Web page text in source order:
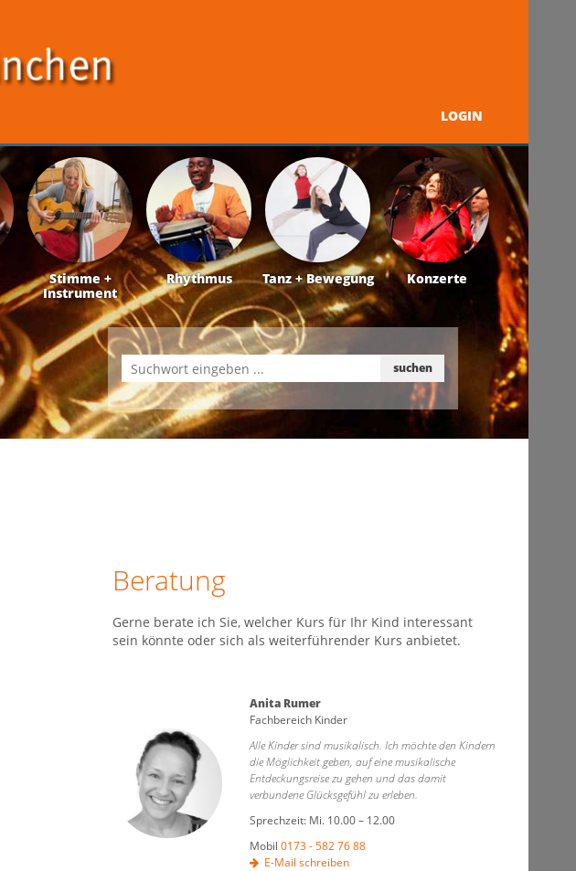
LOGIN
Programm Über uns Kontakt + Service
Stimme +
Instrument
Rhythmus Tanz + Bewegung Konzerte
suchen
Beratung
Gerne berate ich Sie, welcher Kurs für Ihr Kind interessant
sein könnte oder sich als weiterführender Kurs anbietet.
Anita Rumer
Fachbereich Kinder
Alle Kinder sind musikalisch. Ich möchte den Kindern
die Möglichkeit geben, auf eine musikalische
Entdeckungsreise zu gehen und das damit
verbundene Glücksgefühl zu erleben.
Sprechzeit: Mi. 10.00 – 12.00
Mobil 0173 - 582 76 88
E-Mail schreiben